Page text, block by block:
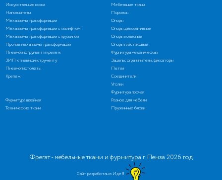
Искусственная кожа
Мебельные ткани
Наполнители
Поролон
Механизмы трансформации
Механизмы трансформации с газлифтом
Механизмы трансформации с пружиной
Прочие механизмы трансформации
Опоры
Опоры декоративные
Опоры колесные
Опоры пластиковые
Пневмоинструмент и крепеж
ЗИП к пневмоинструменту
Пневмопистолеты
Крепеж
Фурнитура механическая
Зацепы, ограничители, фиксаторы
Петли
Соединители
Уголки
Фурнитура прочая
Фурнитура швейная
Разное для мебели
Технические ткани
Пружинные блоки
Фрегат - мебельные ткани и фурнитура г. Пенза 2026 год
Сайт разработан в ИдеЯ